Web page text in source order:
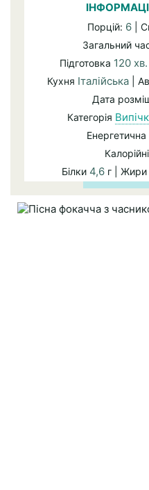
Порцій: 6 |
Загальний
Підготовка 120 хв.
Кухня Італійська |
Дата
Категорія
Енергетична
Білки 4,6г | Жири